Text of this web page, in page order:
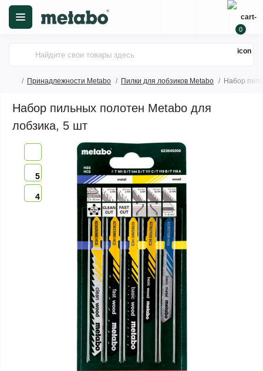
0
Принадлежности Metabo Пилки для лобзиков Metabo Набор
Набор пильных полотен Metabo для
лобзика, 5 шт
5
4